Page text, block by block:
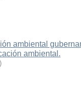
ambiental
ambiental.
)